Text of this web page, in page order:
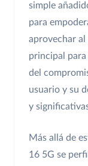
simple
para
aprovechar al
principal
del
usuario y su
y
Más allá de
16 5G se